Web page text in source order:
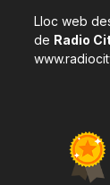
Lloc web
de Radio